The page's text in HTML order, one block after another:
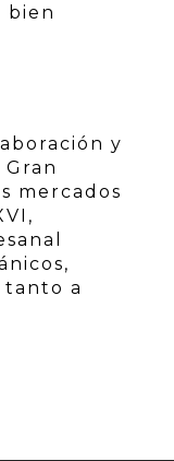
bien
y
mercados
tanto a